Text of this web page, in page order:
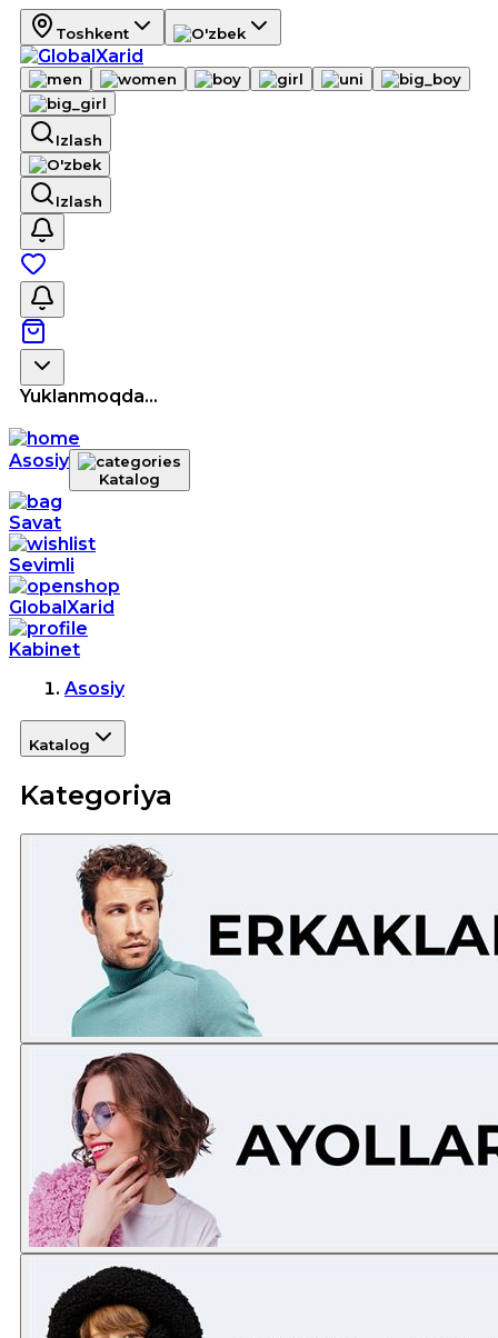
Toshkent
Izlash
Izlash
Yuklanmoqda...
Asosiy
Katalog
Savat
Sevimli
GlobalXarid
Kabinet
Asosiy
Katalog
Kategoriya